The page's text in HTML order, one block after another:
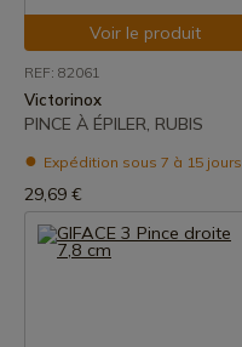
Voir le produit
REF: 82061
Victorinox
PINCE À ÉPILER, RUBIS
Expédition sous 7 à 15 jours
29,69 €